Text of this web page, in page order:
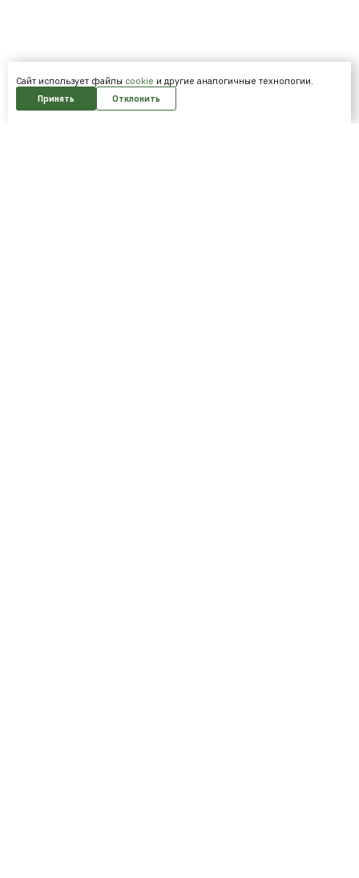
Cайт использует файлы cookie и другие аналогичные технологии.
Принять
Отклонить